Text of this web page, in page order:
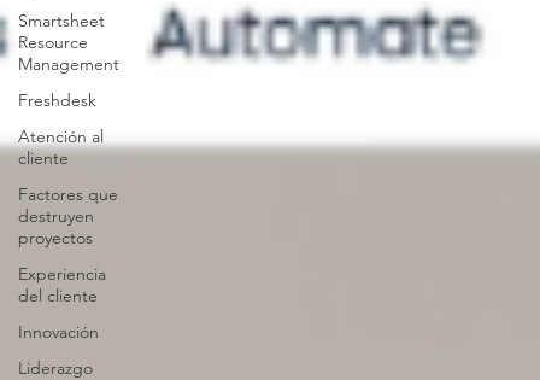
Smartsheet
Resource
Management
Freshdesk
Atención al
cliente
Factores que
destruyen
proyectos
Experiencia
del cliente
Innovación
Liderazgo